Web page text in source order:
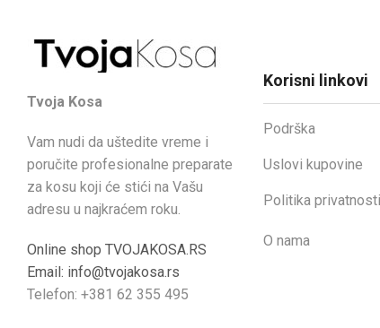
Tvoja Kosa
Vam nudi da uštedite vreme i
poručite profesionalne preparate
za kosu koji će stići na Vašu
adresu u najkraćem roku.
Online shop TVOJAKOSA.RS
Email: info@tvojakosa.rs
Telefon: +381 62 355 495
Korisni linkovi
Podrška
Uslovi kupovine
Politika privatnosti
O nama